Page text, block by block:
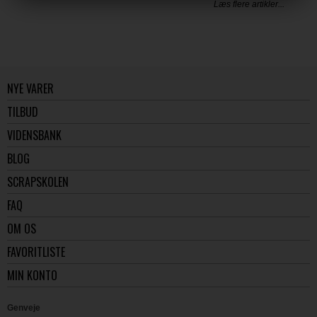
Læs flere artikler...
NYE VARER
TILBUD
VIDENSBANK
BLOG
SCRAPSKOLEN
FAQ
OM OS
FAVORITLISTE
MIN KONTO
Genveje